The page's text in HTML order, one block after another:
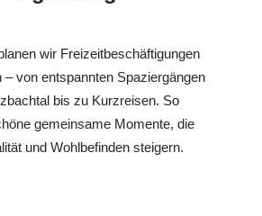
wir Freizeitbeschäftigungen
– von entspannten Spaziergängen
bis zu Kurzreisen. So
gemeinsame Momente, die
und Wohlbefinden steigern.